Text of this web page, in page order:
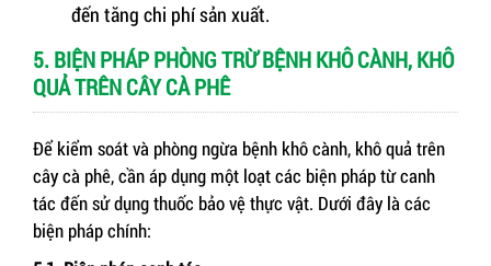
đến tăng chi phí sản xuất.
5. BIỆN PHÁP PHÒNG TRỪ BỆNH KHÔ CÀNH, KHÔ
QUẢ TRÊN CÂY CÀ PHÊ
Để kiểm soát và phòng ngừa bệnh khô cành, khô quả trên
cây cà phê, cần áp dụng một loạt các biện pháp từ canh
tác đến sử dụng thuốc bảo vệ thực vật. Dưới đây là các
biện pháp chính: